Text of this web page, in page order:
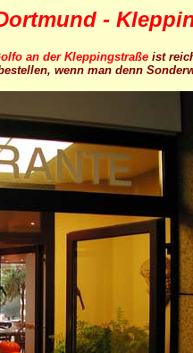
-
an der Kleppingstraße ist
wenn man denn